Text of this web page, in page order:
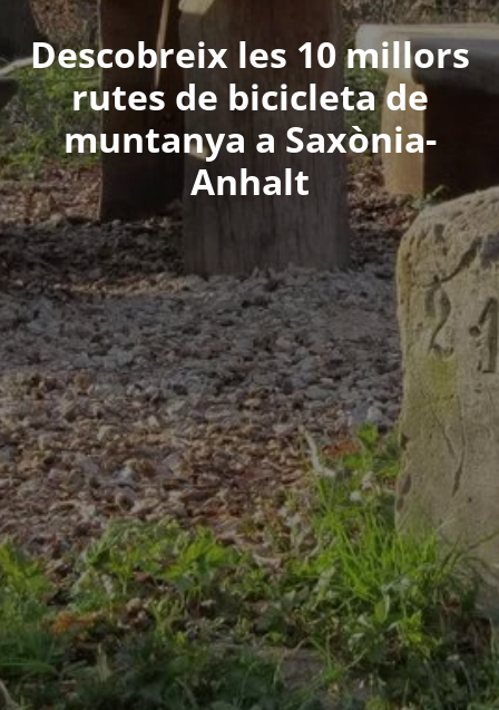
Descobreix les 10 millors
rutes de bicicleta de
muntanya a Saxònia-
Anhalt